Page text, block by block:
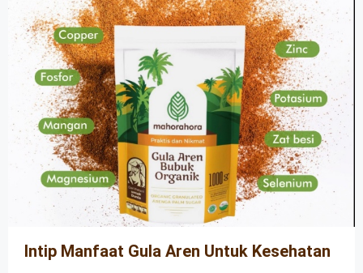
Intip Manfaat Gula Aren Untuk Kesehatan